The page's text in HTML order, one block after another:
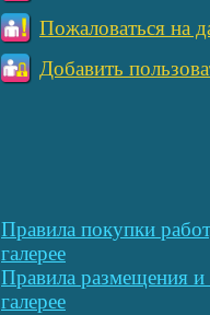
Пожаловаться на
Добавить
Правила покупки
галерее
Правила размещения
галерее